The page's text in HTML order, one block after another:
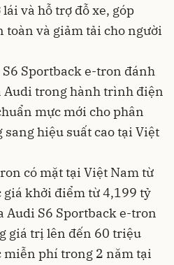
và hỗ trợ đỗ xe, góp
toàn và giảm tải cho người
Sportback e-tron đánh
Audi trong hành trình điện
mực mới cho phân
hiệu suất cao tại Việt
có mặt tại Việt Nam từ
khởi điểm từ 4,199 tỷ
Audi S6 Sportback e-tron
giá trị lên đến 60 triệu
miễn phí trong 2 năm tại